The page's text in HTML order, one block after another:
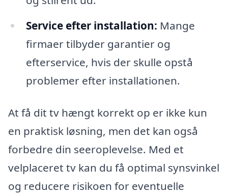
Service efter installation: Mange
firmaer tilbyder garantier og
efterservice, hvis der skulle opstå
problemer efter installationen.
At få dit tv hængt korrekt op er ikke kun
en praktisk løsning, men det kan også
forbedre din seeroplevelse. Med et
velplaceret tv kan du få optimal synsvinkel
og reducere risikoen for eventuelle